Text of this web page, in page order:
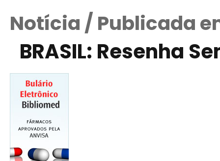
Notícia / Publicada
BRASIL: Resenha